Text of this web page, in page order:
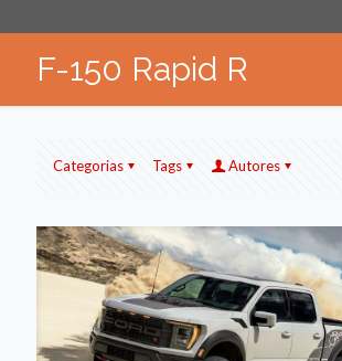
F-150 Rapid R
Categorias Tags Autores